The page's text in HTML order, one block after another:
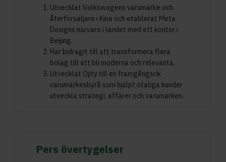
Utvecklat Volkswagens varumärke och
återförsäljare i Kina och etablerat Meta
Designs närvaro i landet med ett kontor i
Beijing.
Har bidragit till att transformera flera
bolag till att bli moderna och relevanta.
Utvecklat Ojity till en framgångsrik
varumärkesbyrå som hjälpt otaliga kunder
utveckla strategi, affärer och varumärken.
Pers övertygelser